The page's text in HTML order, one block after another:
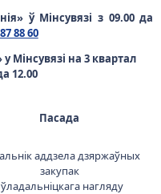
ў Мінсувязі з 09.00 да
88 60
Мінсувязі на 3 квартал
12.00
Пасада
аддзела дзяржаўных
закупак
ўладальніцкага нагляду